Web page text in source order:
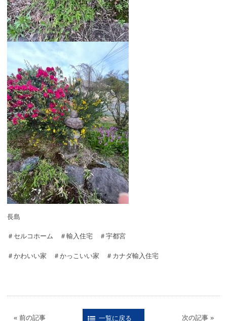
長島
＃セルコホーム ＃輸入住宅 ＃宇都宮
＃かわいい家 ＃かっこいい家 ＃カナダ輸入住宅
« 前の記事 一覧に戻る 次の記事 »